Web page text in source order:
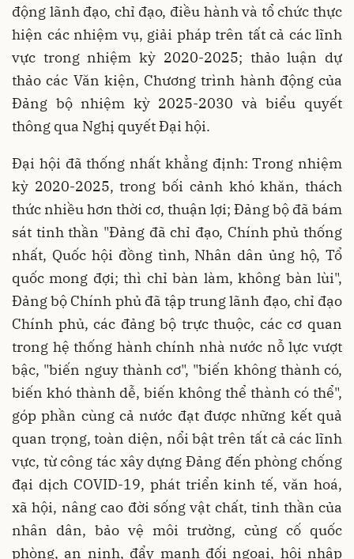
động lãnh đạo, chỉ đạo, điều hành và tổ chức thực
hiện các nhiệm vụ, giải pháp trên tất cả các lĩnh
vực trong nhiệm kỳ 2020-2025; thảo luận dự
thảo các Văn kiện, Chương trình hành động của
Đảng bộ nhiệm kỳ 2025-2030 và biểu quyết
thông qua Nghị quyết Đại hội.
Đại hội đã thống nhất khẳng định: Trong nhiệm
kỳ 2020-2025, trong bối cảnh khó khăn, thách
thức nhiều hơn thời cơ, thuận lợi; Đảng bộ đã bám
sát tinh thần "Đảng đã chỉ đạo, Chính phủ thống
nhất, Quốc hội đồng tình, Nhân dân ủng hộ, Tổ
quốc mong đợi; thì chỉ bàn làm, không bàn lùi",
Đảng bộ Chính phủ đã tập trung lãnh đạo, chỉ đạo
Chính phủ, các đảng bộ trực thuộc, các cơ quan
trong hệ thống hành chính nhà nước nỗ lực vượt
bậc, "biến nguy thành cơ", "biến không thành có,
biến khó thành dễ, biến không thể thành có thể",
góp phần cùng cả nước đạt được những kết quả
quan trọng, toàn diện, nổi bật trên tất cả các lĩnh
vực, từ công tác xây dựng Đảng đến phòng chống
đại dịch COVID-19, phát triển kinh tế, văn hoá,
xã hội, nâng cao đời sống vật chất, tinh thần của
nhân dân, bảo vệ môi trường, củng cố quốc
phòng, an ninh, đẩy mạnh đối ngoại, hội nhập